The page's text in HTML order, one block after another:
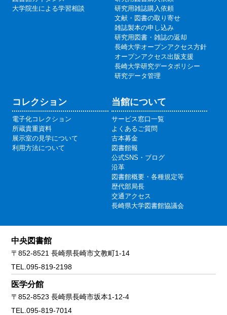
大学院生による学習相談
研究用雑誌購入依頼
文献・図書の取り寄せ
雑誌製本の申し込み
研究用図書・雑誌の返却
長崎大学オープンアクセス方針
オープンアクセス出版支援
長崎大学研究データポリシー
研究データ管理
コレクション
電子化コレクション
所蔵貴重資料
展示室の見学について
利用方法について
当館について
サービス窓口一覧
よくあるご質問
古本募金
図書館報
公式SNS・ブログ
沿革
図書館概要・各種規定等
歴代部局長
交通アクセス
長崎県大学図書館協議会
中央図書館
〒852-8521 長崎県長崎市文教町1-14
TEL.095-819-2198
医学分館
〒852-8523 長崎県長崎市坂本1-12-4
TEL.095-819-7014